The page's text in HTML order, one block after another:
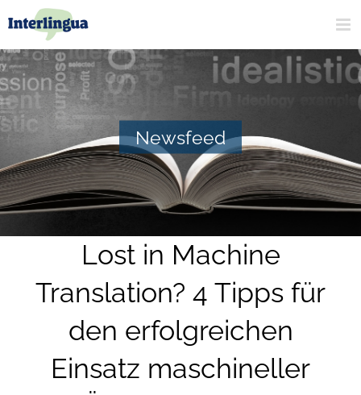
springen
Newsfeed
Lost in Machine
Translation? 4 Tipps für
den erfolgreichen
Einsatz maschineller